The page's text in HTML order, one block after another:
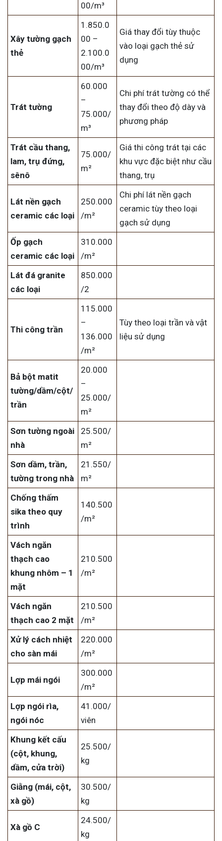
00/m³
Xây tường gạch
thẻ
1.850.0
00 –
2.100.0
00/m³
Giá thay đổi tùy thuộc
vào loại gạch thẻ sử
dụng
Trát tường
60.000
–
75.000/
m³
Chi phí trát tường có thể
thay đổi theo độ dày và
phương pháp
Trát cầu thang,
lam, trụ đứng,
sênô
75.000/
m²
Giá thi công trát tại các
khu vực đặc biệt như cầu
thang, trụ
Lát nền gạch
ceramic các loại
250.000
/m²
Chi phí lát nền gạch
ceramic tùy theo loại
gạch sử dụng
Ốp gạch
ceramic các loại
310.000
/m²
Lát đá granite
các loại
850.000
/2
Thi công trần
115.000
–
136.000
/m²
Tùy theo loại trần và vật
liệu sử dụng
Bả bột matit
tường/dầm/cột/
trần
20.000
–
25.000/
m²
Sơn tường ngoài
nhà
25.500/
m²
Sơn dầm, trần,
tường trong nhà
21.550/
m²
Chống thấm
sika theo quy
trình
140.500
/m²
Vách ngăn
thạch cao
khung nhôm – 1
mặt
210.500
/m²
Vách ngăn
thạch cao 2 mặt
210.500
/m²
Xử lý cách nhiệt
cho sàn mái
220.000
/m²
Lợp mái ngói
300.000
/m²
Lợp ngói rìa,
ngói nóc
41.000/
viên
Khung kết cấu
(cột, khung,
dầm, cửa trời)
25.500/
kg
Giằng (mái, cột,
xà gồ)
30.500/
kg
Xà gồ C
24.500/
kg